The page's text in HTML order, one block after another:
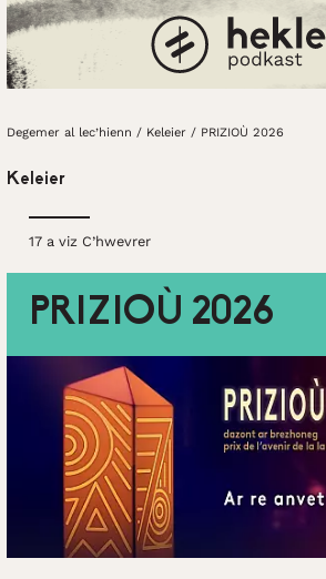
Degemer al lec’hienn
Degemer al lec’hienn / Keleier / PRIZIOÙ 2026
Keleier
17 a viz C’hwevrer
PRIZIOÙ 2026